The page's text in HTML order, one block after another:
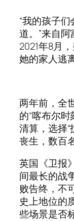
“我的孩子
道。”来自阿
2021年8月
她的家人逃
两年前，全
的“喀布尔
清算，选择“
丧生，数百
英国《卫报
间最长的战
败告终，不
史上地位的
些场景是否